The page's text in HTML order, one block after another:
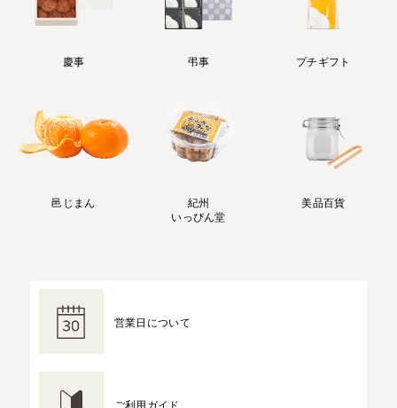
慶事 弔事 プチギフト
邑じまん
紀州
いっぴん堂
美品百貨
営業日について
ご利用ガイド